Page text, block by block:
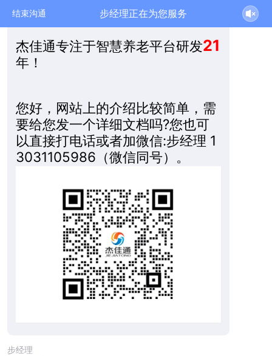
结束沟通 步经理正在为您服务
杰佳通专注于智慧养老平台研发21
年！
您好，网站上的介绍比较简单，需
要给您发一个详细文档吗?您也可
以直接打电话或者加微信:步经理 1
3031105986（微信同号）。
步经理